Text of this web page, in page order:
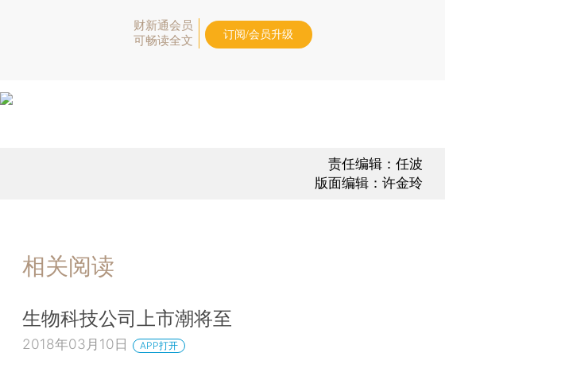
财新通会员
可畅读全文
订阅/会员升级
责任编辑：任波
版面编辑：许金玲
相关阅读
生物科技公司上市潮将至
2018年03月10日 APP打开